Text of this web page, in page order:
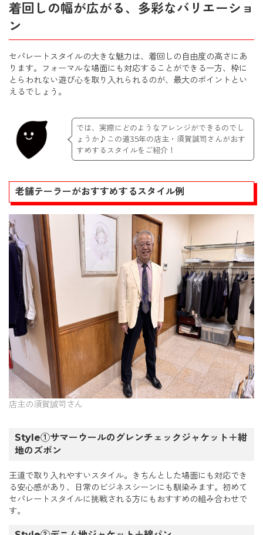
着回しの幅が広がる、多彩なバリエーショ
ン
セパレートスタイルの大きな魅力は、着回しの自由度の高さにあ
ります。フォーマルな場面にも対応することができる一方、枠に
とらわれない遊び心を取り入れられるのが、最大のポイントとい
えるでしょう。
では、実際にどのようなアレンジができるのでし
ょうか♪この道35年の店主・須賀誠司さんがおす
すめするスタイルをご紹介！
老舗テーラーがおすすめするスタイル例
店主の須賀誠司さん
Style①サマーウールのグレンチェックジャケット＋紺
地のズボン
王道で取り入れやすいスタイル。きちんとした場面にも対応でき
る安心感があり、日常のビジネスシーンにも馴染みます。初めて
セパレートスタイルに挑戦される方にもおすすめの組み合わせで
す。